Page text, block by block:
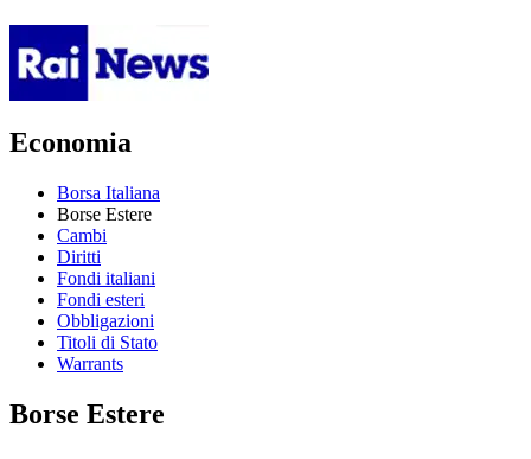
Economia
Borsa Italiana
Borse Estere
Cambi
Diritti
Fondi italiani
Fondi esteri
Obbligazioni
Titoli di Stato
Warrants
Borse Estere